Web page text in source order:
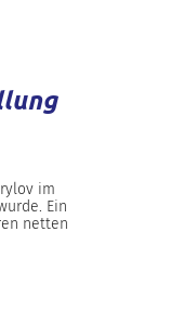
im
Ein
netten